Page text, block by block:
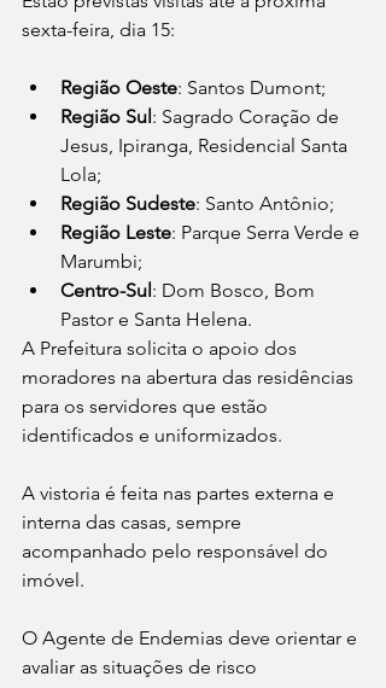
sexta-feira, dia 15:
Região Oeste: Santos Dumont;
Região Sul : Sagrado Coração de
Jesus, Ipiranga, Residencial Santa
Lola;
Região Sudeste: Santo Antônio;
Região Leste: Parque Serra Verde e
Marumbi;
Centro-Sul : Dom Bosco, Bom
Pastor e Santa Helena.
A Prefeitura solicita o apoio dos
moradores na abertura das residências
para os servidores que estão
identificados e uniformizados.
A vistoria é feita nas partes externa e
interna das casas, sempre
acompanhado pelo responsável do
imóvel.
O Agente de Endemias deve orientar e
avaliar as situações de risco